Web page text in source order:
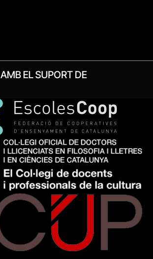
AMB EL SUPORT DE